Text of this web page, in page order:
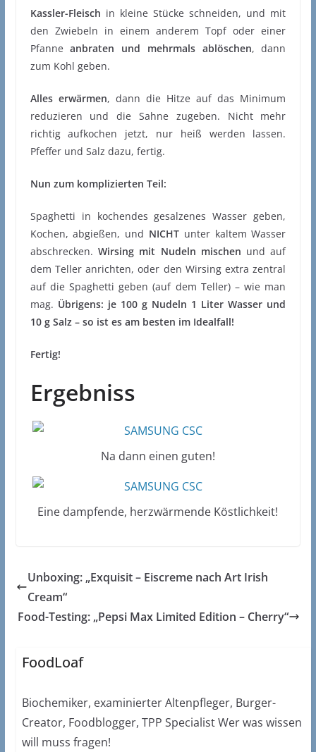
Kassler-Fleisch in kleine Stücke schneiden, und mit
den Zwiebeln in einem anderem Topf oder einer
Pfanneanbraten und mehrmals ablöschen, dann
zum Kohl geben.
Alles erwärmen, dann die Hitze auf das Minimum
reduzieren und die Sahne zugeben. Nicht mehr
richtig aufkochen jetzt, nur heiß werden lassen.
Pfeffer und Salz dazu, fertig.
Nun zum komplizierten Teil:
Spaghetti in kochendes gesalzenes Wasser geben,
Kochen, abgießen, und NICHT unter kaltem Wasser
abschrecken. Wirsing mit Nudeln mischen und auf
dem Teller anrichten, oder den Wirsing extra zentral
auf die Spaghetti geben (auf dem Teller) – wie man
mag. Übrigens: je 100 g Nudeln 1 Liter Wasser und
10 g Salz – so ist es am besten im Idealfall!
Fertig!
Ergebniss
Na dann einen guten!
Eine dampfende, herzwärmende Köstlichkeit!
Unboxing: „Exquisit – Eiscreme nach Art Irish
Cream“
Food-Testing: „Pepsi Max Limited Edition – Cherry“
FoodLoaf
Biochemiker, examinierter Altenpfleger, Burger-
Creator, Foodblogger, TPP Specialist Wer was wissen
will muss fragen!